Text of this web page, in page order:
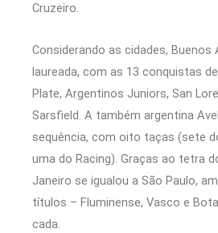
Cruzeiro.
Considerando as cidades, Buenos
laureada, com as 13 conquistas
Plate, Argentinos Juniors, San
Sarsfield. A também argentina
sequência, com oito taças (sete
uma do Racing). Graças ao tetra
Janeiro se igualou a São Paulo,
títulos – Fluminense, Vasco e
cada.